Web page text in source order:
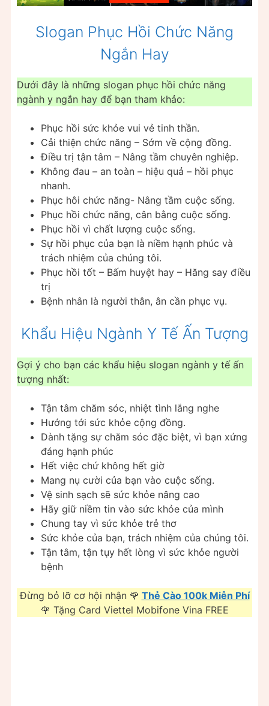
Slogan Phục Hồi Chức Năng
Ngắn Hay
Dưới đây là những slogan phục hồi chức năng
ngành y ngắn hay để bạn tham khảo:
Phục hồi sức khỏe vui vẻ tinh thần.
Cải thiện chức năng – Sớm về cộng đồng.
Điều trị tận tâm – Nâng tầm chuyên nghiệp.
Không đau – an toàn – hiệu quả – hồi phục
nhanh.
Phục hôi chức năng- Nâng tầm cuộc sống.
Phục hồi chức năng, cân bằng cuộc sống.
Phục hồi vì chất lượng cuộc sống.
Sự hồi phục của bạn là niềm hạnh phúc và
trách nhiệm của chúng tôi.
Phục hồi tốt – Bấm huyệt hay – Hăng say điều
trị
Bệnh nhân là người thân, ân cần phục vụ.
Khẩu Hiệu Ngành Y Tế Ấn Tượng
Gợi ý cho bạn các khẩu hiệu slogan ngành y tế ấn
tượng nhất:
Tận tâm chăm sóc, nhiệt tình lắng nghe
Hướng tới sức khỏe cộng đồng.
Dành tặng sự chăm sóc đặc biệt, vì bạn xứng
đáng hạnh phúc
Hết việc chứ không hết giờ
Mang nụ cười của bạn vào cuộc sống.
Vệ sinh sạch sẽ sức khỏe nâng cao
Hãy giữ niềm tin vào sức khỏe của mình
Chung tay vì sức khỏe trẻ thơ
Sức khỏe của bạn, trách nhiệm của chúng tôi.
Tận tâm, tận tụy hết lòng vì sức khỏe người
bệnh
Đừng bỏ lỡ cơ hội nhận 🌹 Thẻ Cào 100k Miễn Phí
🌹 Tặng Card Viettel Mobifone Vina FREE